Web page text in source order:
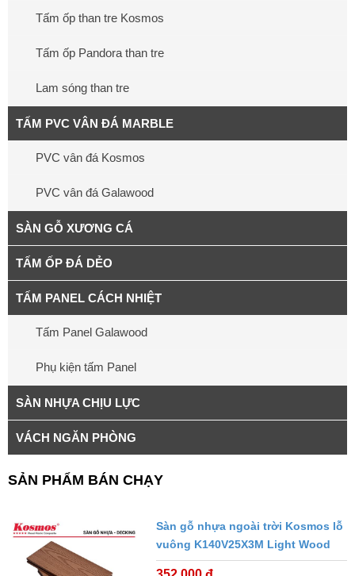
Tấm ốp than tre Kosmos
Tấm ốp Pandora than tre
Lam sóng than tre
TẤM PVC VÂN ĐÁ MARBLE
PVC vân đá Kosmos
PVC vân đá Galawood
SÀN GỖ XƯƠNG CÁ
TẤM ỐP ĐÁ DẺO
TẤM PANEL CÁCH NHIỆT
Tấm Panel Galawood
Phụ kiện tấm Panel
SÀN NHỰA CHỊU LỰC
VÁCH NGĂN PHÒNG
SẢN PHẨM BÁN CHẠY
Sàn gỗ nhựa ngoài trời Kosmos lỗ
vuông K140V25X3M Light Wood